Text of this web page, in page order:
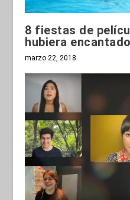
8 fiestas de
hubiera
marzo 22, 2018